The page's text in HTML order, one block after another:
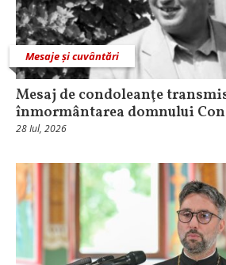
Mesaje și cuvântări
Mesaj de condoleanţe
înmormântarea domnului
28 Iul, 2026